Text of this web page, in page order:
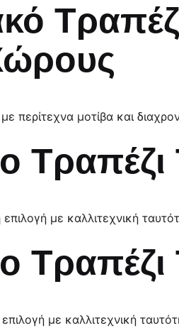
περίτεχνα μοτίβα και
με καλλιτεχνική
με καλλιτεχνική